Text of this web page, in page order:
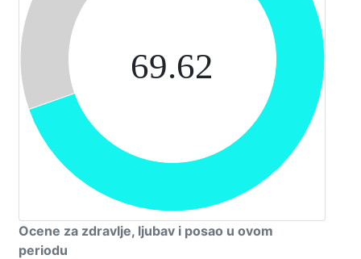
69.62
Ocene za zdravlje, ljubav i posao u ovom
periodu